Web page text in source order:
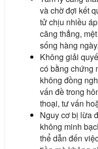
và chờ đợi kết
tử chịu nhiều
căng thẳng,
sống hàng ngày.
Không giải
có bằng chứng
không đồng
vấn đề trong
thoại, tư vấn
Nguy cơ bị lừa
không minh
thể dẫn đến